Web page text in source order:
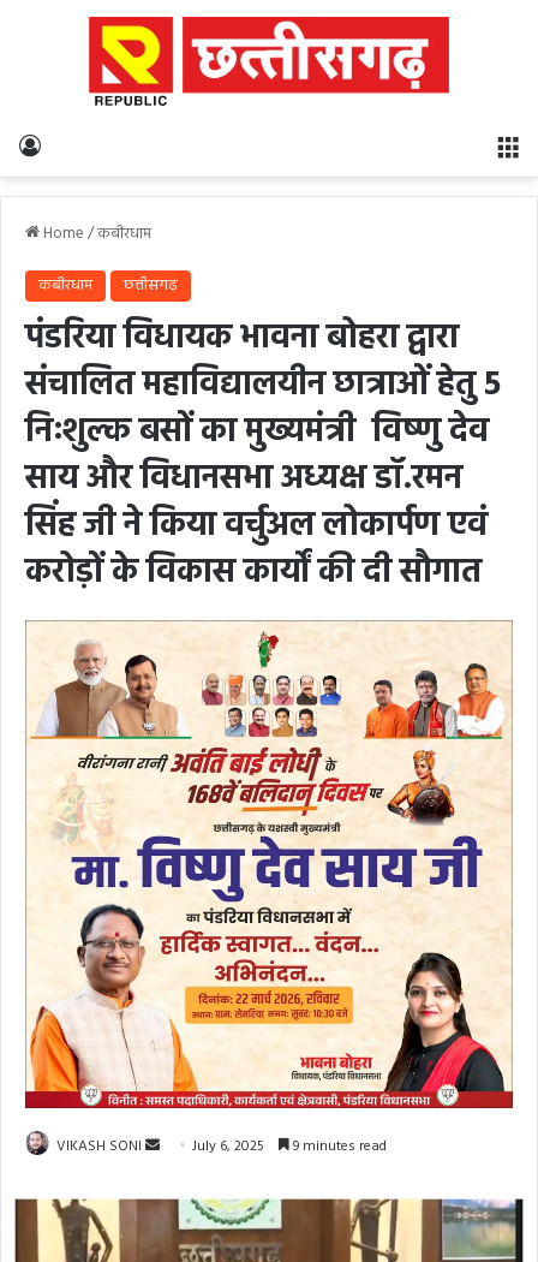
Home/कबीरधाम
कबीरधाम छत्तीसगढ़
पंडरिया विधायक भावना बोहरा द्वारा
संचालित महाविद्यालयीन छात्राओं हेतु 5
निःशुल्क बसों का मुख्यमंत्री विष्णु देव
साय और विधानसभा अध्यक्ष डॉ.रमन
सिंह जी ने किया वर्चुअल लोकार्पण एवं
करोड़ों के विकास कार्यों की दी सौगात
VIKASH SONI
Send
email
July 6, 2025 9 minutes read